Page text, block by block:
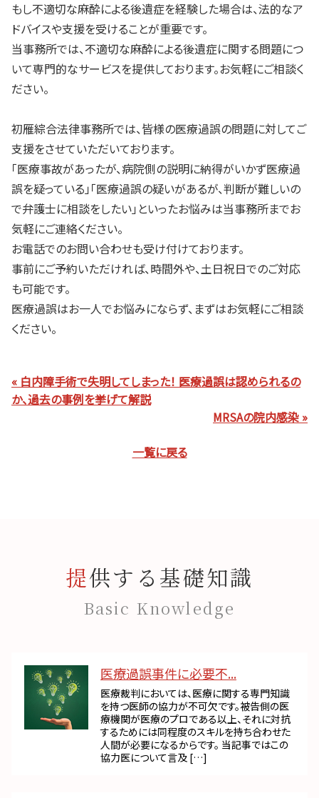
もし不適切な麻酔による後遺症を経験した場合は、法的なア
ドバイスや支援を受けることが重要です。
当事務所では、不適切な麻酔による後遺症に関する問題につ
いて専門的なサービスを提供しております。お気軽にご相談く
ださい。
初雁綜合法律事務所では、皆様の医療過誤の問題に対してご
支援をさせていただいております。
「医療事故があったが、病院側の説明に納得がいかず医療過
誤を疑っている」「医療過誤の疑いがあるが、判断が難しいの
で弁護士に相談をしたい」といったお悩みは当事務所までお
気軽にご連絡ください。
お電話でのお問い合わせも受け付けております。
事前にご予約いただければ、時間外や、土日祝日でのご対応
も可能です。
医療過誤はお一人でお悩みにならず、まずはお気軽にご相談
ください。
« 白内障手術で失明してしまった！ 医療過誤は認められるの
か、過去の事例を挙げて解説
MRSAの院内感染 »
一覧に戻る
提供する基礎知識
Basic Knowledge
医療過誤事件に必要不...
医療裁判においては、医療に関する専門知識
を持つ医師の協力が不可欠です。被告側の医
療機関が医療のプロである以上、それに対抗
するためには同程度のスキルを持ち合わせた
人間が必要になるからです。 当記事ではこの
協力医について言及 […]